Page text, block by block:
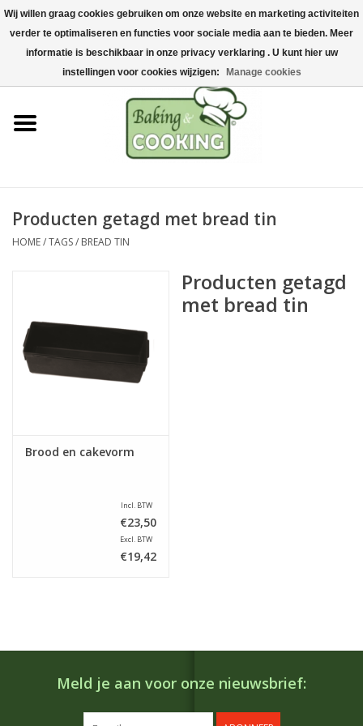
Home
Bak-& kookgerei
Machines & onderdelen
Chocolade & ijsbereiding
Hygiëne & opslag
Acties
Producten getagd met bread tin
HOME/TAGS/ BREAD TIN
Brood en cakevorm
Incl. BTW
€23,50
Excl. BTW
€19,42
Producten getagd
met bread tin
Meld je aan voor onze nieuwsbrief:
Wij willen graag cookies gebruiken om onze website en marketing activiteiten
verder te optimaliseren en functies voor sociale media aan te bieden. Meer
informatie is beschikbaar in onze privacy verklaring . U kunt hier uw
instellingen voor cookies wijzigen:
Manage cookies